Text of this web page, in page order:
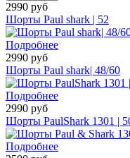
2990 руб
Шорты Paul shark | 52
Подробнее
2990 руб
Шорты Paul shark| 48/60
Подробнее
2990 руб
Шорты PaulShark 1301 |
Подробнее